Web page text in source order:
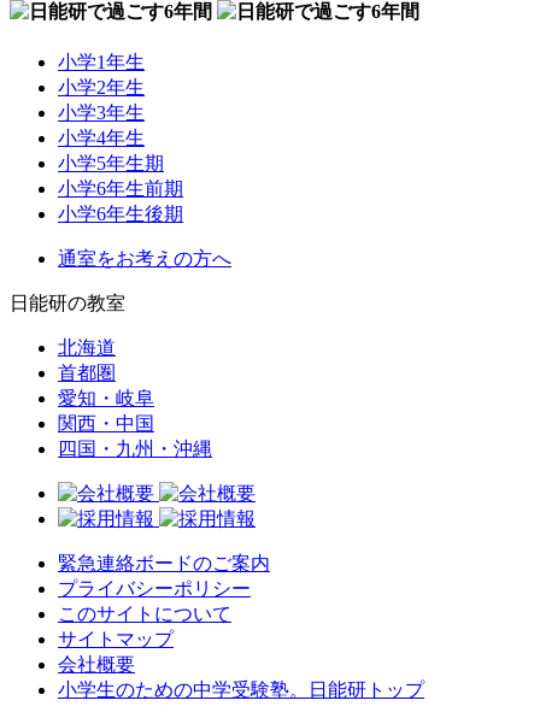
小学1年生
小学2年生
小学3年生
小学4年生
小学5年生期
小学6年生前期
小学6年生後期
通室をお考えの方へ
日能研の教室
北海道
首都圏
愛知・岐阜
関西・中国
四国・九州・沖縄
緊急連絡ボードのご案内
プライバシーポリシー
このサイトについて
サイトマップ
会社概要
小学生のための中学受験塾。日能研トップ